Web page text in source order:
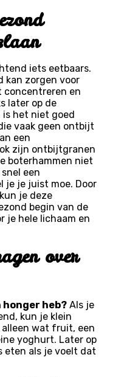
iets eetbaars.
kan zorgen voor
concentreren en
later op de
is het niet goed
vaak geen ontbijt
een
zijn ontbijtgranen
boterhammen niet
een
je je juist moe. Door
je deze
begin van de
je hele lichaam en
over
honger heb?Als je
kun je klein
alleen wat fruit, een
yoghurt. Later op
eten als je voelt dat